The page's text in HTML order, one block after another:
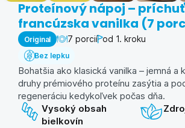
Proteínový nápoj – príchuť
francúzska vanilka (7
Original 7 porcií od 1. kroku
Bez lepku
Bohatšia ako klasická vanilka – jemná a
druhy prémiového proteínu zasýtia a
regeneráciu kedykoľvek počas dňa.
Vysoký obsah
bielkovín